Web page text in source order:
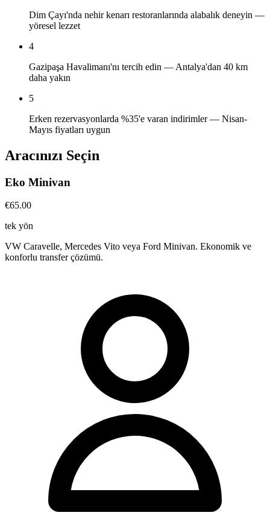
Dim Çayı'nda nehir kenarı restoranlarında alabalık deneyin —
yöresel lezzet
4
Gazipaşa Havalimanı'nı tercih edin — Antalya'dan 40 km
daha yakın
5
Erken rezervasyonlarda %35'e varan indirimler — Nisan-
Mayıs fiyatları uygun
Aracınızı Seçin
Eko Minivan
€65.00
tek yön
VW Caravelle, Mercedes Vito veya Ford Minivan. Ekonomik ve
konforlu transfer çözümü.